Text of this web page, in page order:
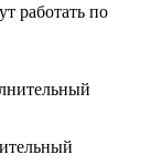
работать по